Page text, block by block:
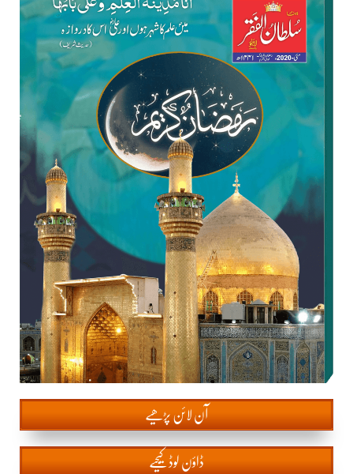
آن لائن پڑھیے
ڈاؤن لوڈ کیجیے